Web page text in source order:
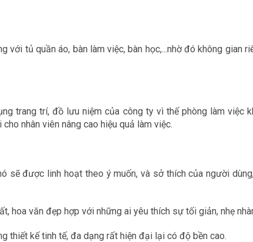
với tủ quần áo, bàn làm việc, bàn học,...nhờ đó không gian
trang trí, đồ lưu niệm của công ty vì thế phòng làm việc
nhân viên nâng cao hiệu quả làm việc.
sẽ được linh hoạt theo ý muốn, và sở thích của người
hoa văn đẹp hợp với những ai yêu thích sự tối giản, nhẹ
thiết kế tinh tế, đa dạng rất hiện đại lại có độ bền cao.